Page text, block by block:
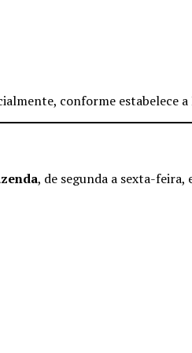
conforme estabelece a
, de segunda a sexta-